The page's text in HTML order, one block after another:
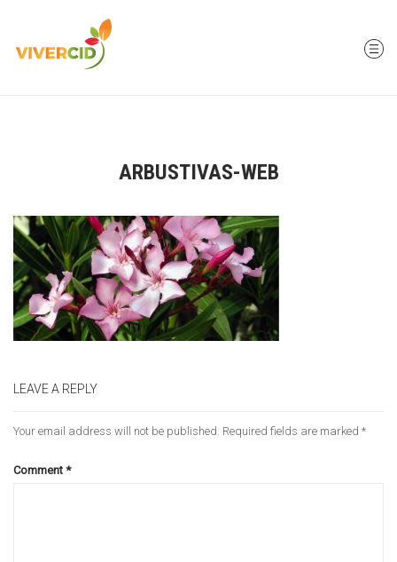
ARBUSTIVAS-WEB
LEAVE A REPLY
Your email address will not be published. Required fields are marked *
Comment *